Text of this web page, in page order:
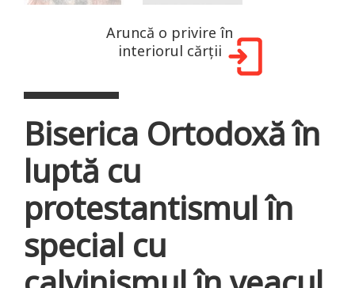
Aruncă o privire în
interiorul cărții
Biserica Ortodoxă în
luptă cu
protestantismul în
special cu